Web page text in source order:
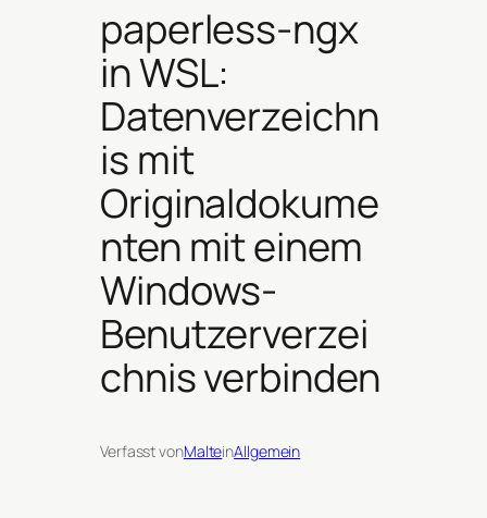
paperless-ngx
in WSL:
Datenverzeichn
is mit
Originaldokume
nten mit einem
Windows-
Benutzerverzei
chnis verbinden
Verfasst vonMalteinAllgemein